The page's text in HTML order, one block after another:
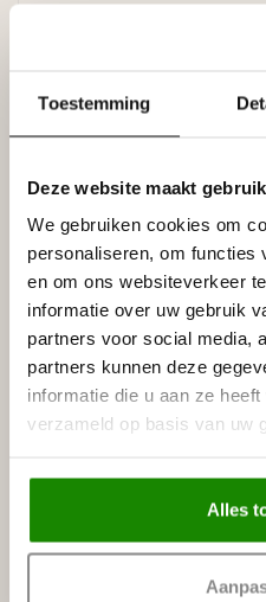
Toestemming
Deze website maakt
We gebruiken cookies om
personaliseren, om functies
en om ons websiteverkeer
informatie over uw gebruik
partners voor social media,
partners kunnen deze
informatie die u aan ze
verzameld op basis van uw
Alles
Afmetingen
Hoogte: 120 mm
Lengte: 1150 mm
Uitvoering
- Kleur : wit
- Montage lichtkoof: Polymax
lijmverbruik: 5-6 meter lijst
- Afwerken naden: Darmix
- Afwerking : Koof is
op basis van acrylaatharsen
(natuurlijk marmer),
watergedragen verf.
Prijs per lijst (= lengte 1,15
zijnnietinbegrepen